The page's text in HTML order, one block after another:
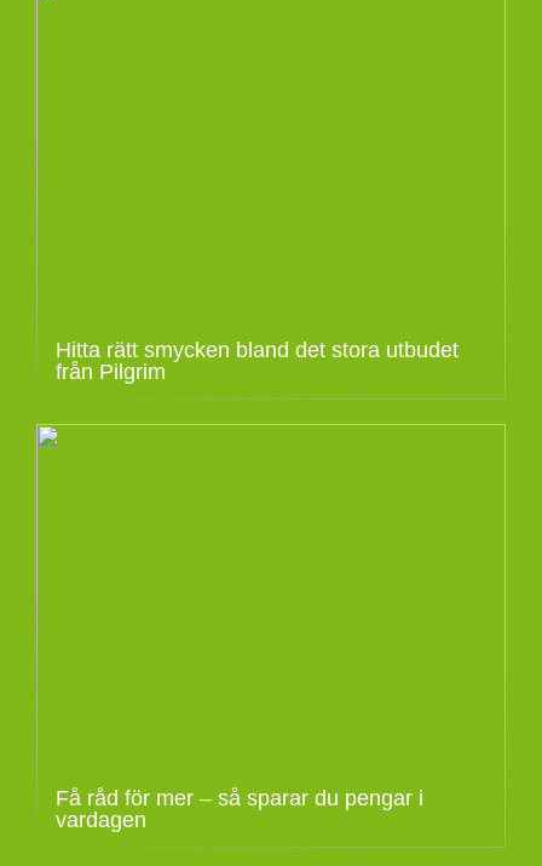
Hitta rätt smycken bland det stora utbudet
från Pilgrim
Få råd för mer – så sparar du pengar i
vardagen